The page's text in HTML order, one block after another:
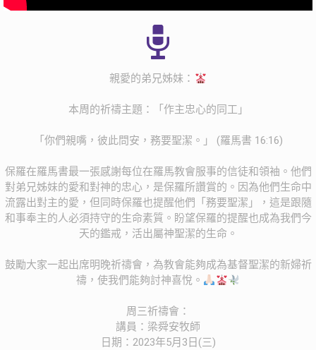
親愛的弟兄姊妹：
本周的祈禱主題：「作主忠心的同工」
「你們親嘴，彼此問安，務要聖潔。」 (羅馬書 16:16)
保羅在羅馬書最一張感謝每位在羅馬教會服事的信徒和領袖。他們
對弟兄姊妹的愛和對神的忠心，是保羅所讚賞的。因為他們生命中
流露出對主的愛，但同時保羅也提醒他們「務要聖潔」，這是跟隨
和事奉主的人必須持守的生命素質。盼望保羅的提醒也成為我們今
天的鑑戒，活出屬神聖潔的生命。
鼓勵大家一起出席明晚祈禱會，為教會能夠成為基督聖潔的新婦祈
禱，使我們能夠討神喜悅。
周三祈禱會：
講員：梁舜安牧師
日期：2023年5月3日(三)